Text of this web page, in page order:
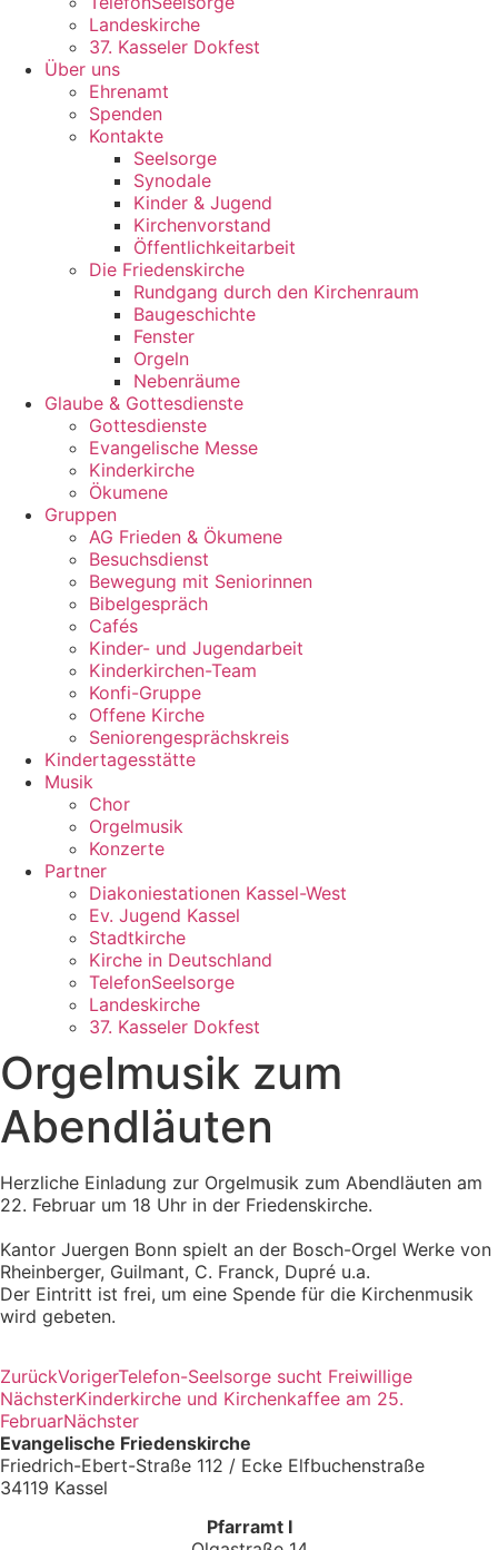
Landeskirche
37. Kasseler Dokfest
Über uns
Ehrenamt
Spenden
Kontakte
Seelsorge
Synodale
Kinder & Jugend
Kirchenvorstand
Öffentlichkeitarbeit
Die Friedenskirche
Rundgang durch den Kirchenraum
Baugeschichte
Fenster
Orgeln
Nebenräume
Glaube & Gottesdienste
Gottesdienste
Evangelische Messe
Kinderkirche
Ökumene
Gruppen
AG Frieden & Ökumene
Besuchsdienst
Bewegung mit Seniorinnen
Bibelgespräch
Cafés
Kinder- und Jugendarbeit
Kinderkirchen-Team
Konfi-Gruppe
Offene Kirche
Seniorengesprächskreis
Kindertagesstätte
Musik
Chor
Orgelmusik
Konzerte
Partner
Diakoniestationen Kassel-West
Ev. Jugend Kassel
Stadtkirche
Kirche in Deutschland
TelefonSeelsorge
Landeskirche
37. Kasseler Dokfest
Orgelmusik zum
Abendläuten
Herzliche Einladung zur Orgelmusik zum Abendläuten am
22. Februar um 18 Uhr in der Friedenskirche.
Kantor Juergen Bonn spielt an der Bosch-Orgel Werke von
Rheinberger, Guilmant, C. Franck, Dupré u.a.
Der Eintritt ist frei, um eine Spende für die Kirchenmusik
wird gebeten.
ZurückVorigerTelefon-Seelsorge sucht Freiwillige
NächsterKinderkirche und Kirchenkaffee am 25.
FebruarNächster
Evangelische Friedenskirche
Friedrich-Ebert-Straße 112 / Ecke Elfbuchenstraße
34119 Kassel
Pfarramt I